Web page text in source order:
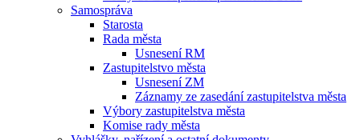
Samospráva
Starosta
Rada města
Usnesení RM
Zastupitelstvo města
Usnesení ZM
Záznamy ze zasedání zastupitelstva města
Výbory zastupitelstva města
Komise rady města